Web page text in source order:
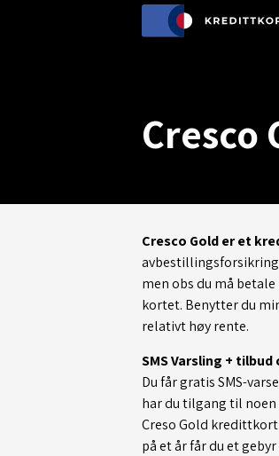
Cresco
Cresco Gold er et
avbestillingsforsikring
men obs du må
kortet. Benytter du
relativt høy rente.
SMS Varsling +
Du får gratis SMS-
har du tilgang til noen
Creso Gold
på et år får du et gebyr